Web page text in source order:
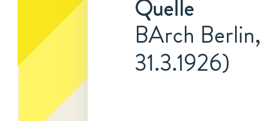
Quelle
BArch
31.3.1926)